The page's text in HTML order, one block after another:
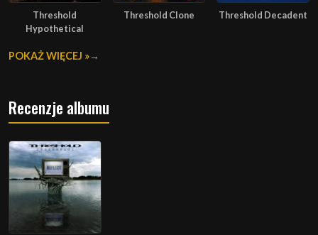
Threshold
Hypothetical
Threshold Clone Threshold Decadent
POKAŻ WIĘCEJ »
Recenzje albumu